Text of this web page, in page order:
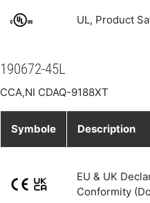
UL, Product
190672-45L
CCA,NI CDAQ-9188XT
Symbole Description
EU & UK
Conformity